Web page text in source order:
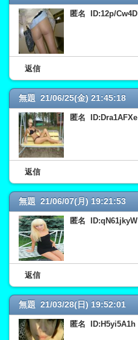
匿名 ID:12p/Cw4D
返信
無題 21/06/25(金) 21:45:18
匿名 ID:Dra1AFXe
返信
無題 21/06/07(月) 19:21:53
匿名 ID:qN61jkyW
返信
無題 21/03/28(日) 19:52:01
匿名 ID:H5yi5A1h